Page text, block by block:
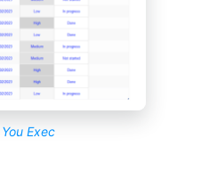
You Exec